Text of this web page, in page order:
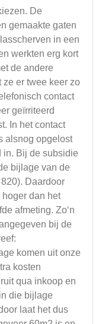
De
gemaakte gaten
in een
werkten erg kort
de andere
ze er twee keer zo
contact
geïrriteerd
In het contact
alsnog opgelost
in. Bij de subsidie
bijlage van de
Daardoor
dan het
afmeting. Zo‘n
bij de
komen uit onze
kosten
qua inkoop en
die bijlage
laat het dus